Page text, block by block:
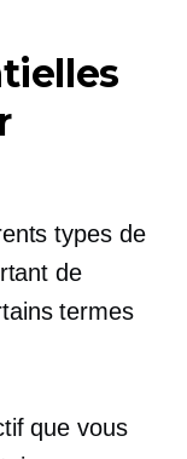
types de
de
termes
que vous